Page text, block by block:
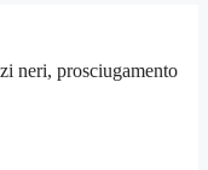
neri, prosciugamento